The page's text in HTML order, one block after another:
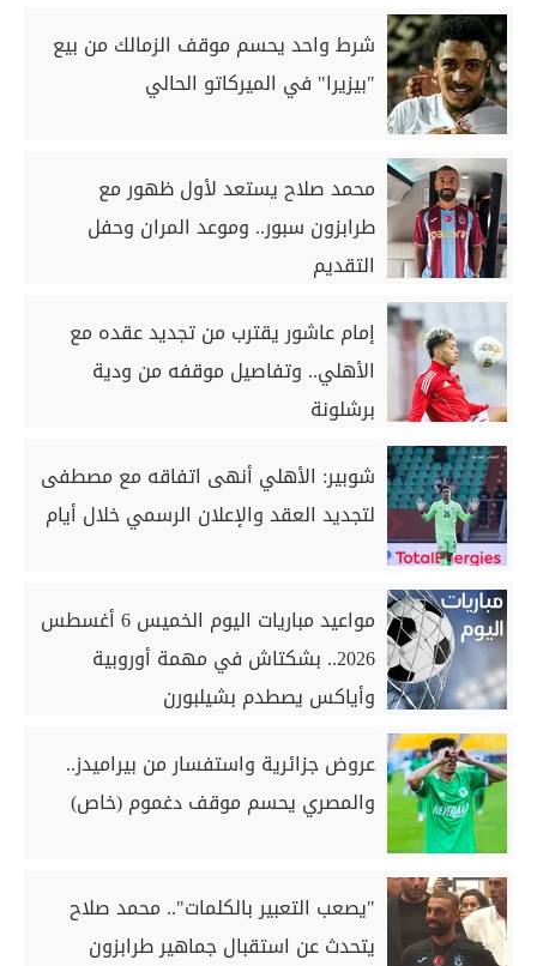
شرط واحد يحسم موقف الزمالك من بيع
"بيزيرا" في الميركاتو الحالي
محمد صلاح يستعد لأول ظهور مع
طرابزون سبور.. وموعد المران وحفل
التقديم
إمام عاشور يقترب من تجديد عقده مع
الأهلي.. وتفاصيل موقفه من ودية
برشلونة
شوبير: الأهلي أنهى اتفاقه مع مصطفى
لتجديد العقد والإعلان الرسمي خلال أيام
مواعيد مباريات اليوم الخميس 6 أغسطس
2026.. بشكتاش في مهمة أوروبية
وأياكس يصطدم بشيلبورن
عروض جزائرية واستفسار من بيراميدز..
والمصري يحسم موقف دغموم (خاص)
"يصعب التعبير بالكلمات".. محمد صلاح
يتحدث عن استقبال جماهير طرابزون